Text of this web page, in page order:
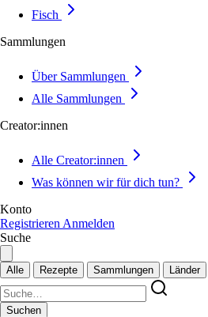
Fisch
Sammlungen
Über Sammlungen
Alle Sammlungen
Creator:innen
Alle Creator:innen
Was können wir für dich tun?
Konto
Registrieren Anmelden
Suche
Alle Rezepte Sammlungen Länder
Suchen